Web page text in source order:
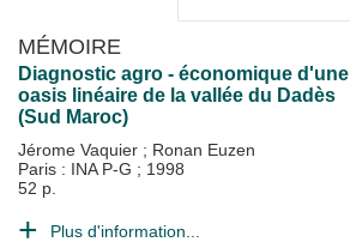
MÉMOIRE
Diagnostic agro - économique d'une
oasis linéaire de la vallée du Dadès
(Sud Maroc)
Jérome Vaquier ; Ronan Euzen
Paris : INA P-G ; 1998
52 p.
Plus d'information...